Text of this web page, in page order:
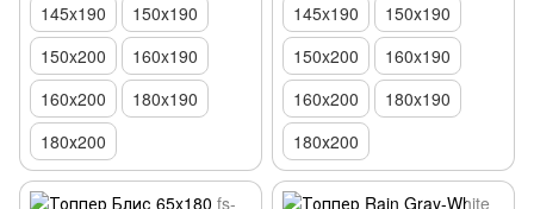
145x190
150х190
150x200
160x190
160x200
180x190
180х200
145x190
150х190
150x200
160x190
160x200
180x190
180х200